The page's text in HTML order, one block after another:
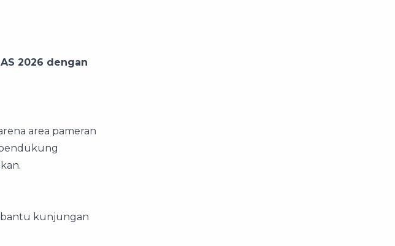
2026 dengan
area pameran
kunjungan